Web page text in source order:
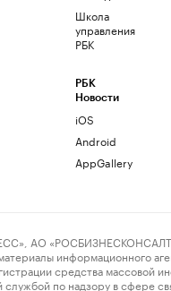
Школа
управления
РБК
РБК
Новости
iOS
Android
AppGallery
АО
информационного
средства массовой
по надзору в сфере